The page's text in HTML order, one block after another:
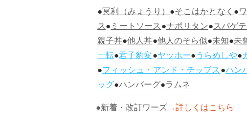
●冥利（みょうり）●そこはかとなく●
ス●ミートソース●ナポリタン●スパゲ
親子丼●他人丼●他人のそら似●未知●未
一転●君子豹変●ヤッホー●うらめしや●
●フィッシュ・アンド・チップス●ハン
ッグ●ハンバーグ●ラムネ
●新着・改訂ワーズ→詳しくはこちら